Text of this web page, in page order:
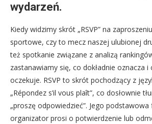
wydarzeń.
Kiedy widzimy skrót „RSVP” na
sportowe, czy to mecz naszej ulubionej
też spotkanie związane z analizą
zastanawiamy się, co dokładnie oznacza i
oczekuje. RSVP to skrót pochodzący z
„Répondez s’il vous plaît”, co dosłownie
„proszę odpowiedzieć”. Jego
organizator prosi o potwierdzenie lub